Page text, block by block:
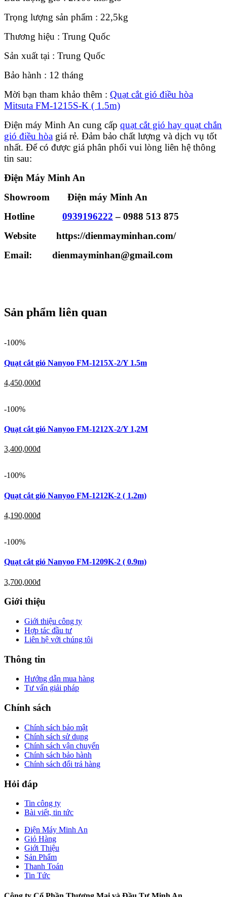
Trọng lượng sản phẩm : 22,5kg
Thương hiệu : Trung Quốc
Sản xuất tại : Trung Quốc
Bảo hành : 12 tháng
Mời bạn tham khảo thêm : Quạt cắt gió điều hòa
Mitsuta FM-1215S-K ( 1.5m)
Điện máy Minh An cung cấp quạt cắt gió hay quạt chắn
gió điều hòa giá rẻ. Đảm bảo chất lượng và dịch vụ tốt
nhất. Để có được giá phân phối vui lòng liên hệ thông
tin sau:
Điện Máy Minh An
Showroom Điện máy Minh An
Hotline 0939196222 – 0988 513 875
Website https://dienmayminhan.com/
Email: dienmayminhan@gmail.com
Sản phẩm liên quan
-100%
Quạt cắt gió Nanyoo FM-1215X-2/Y 1.5m
4,450,000đ
-100%
Quạt cắt gió Nanyoo FM-1212X-2/Y 1,2M
3,400,000đ
-100%
Quạt cắt gió Nanyoo FM-1212K-2 ( 1.2m)
4,190,000đ
-100%
Quạt cắt gió Nanyoo FM-1209K-2 ( 0.9m)
3,700,000đ
Giới thiệu
Giới thiệu công ty
Hợp tác đầu tư
Liên hệ với chúng tôi
Thông tin
Hướng dẫn mua hàng
Tư vấn giải pháp
Chính sách
Chính sách bảo mật
Chính sách sử dụng
Chính sách vận chuyển
Chính sách bảo hành
Chính sách đổi trả hàng
Hỏi đáp
Tin công ty
Bài viết, tin tức
Điện Máy Minh An
Giỏ Hàng
Giới Thiệu
Sản Phẩm
Thanh Toán
Tin Tức